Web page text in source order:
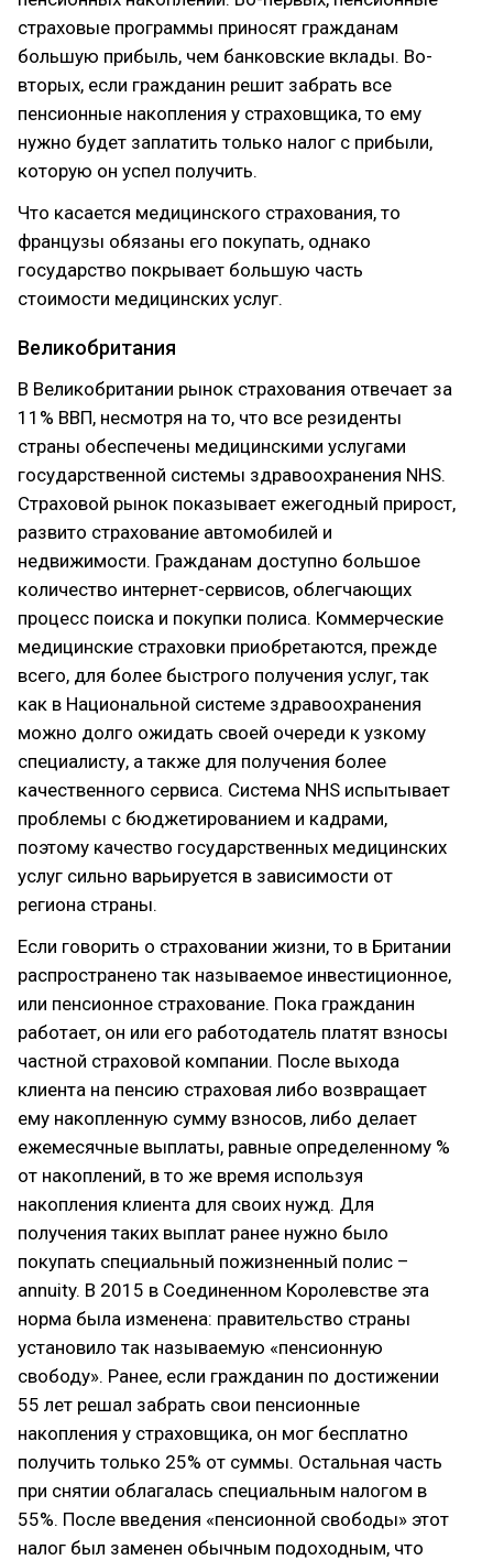
страховые программы приносят гражданам
большую прибыль, чем банковские вклады. Во-
вторых, если гражданин решит забрать все
пенсионные накопления у страховщика, то ему
нужно будет заплатить только налог с прибыли,
которую он успел получить.
Что касается медицинского страхования, то
французы обязаны его покупать, однако
государство покрывает большую часть
стоимости медицинских услуг.
Великобритания
В Великобритании рынок страхования отвечает за
11% ВВП, несмотря на то, что все резиденты
страны обеспечены медицинскими услугами
государственной системы здравоохранения NHS.
Страховой рынок показывает ежегодный прирост,
развито страхование автомобилей и
недвижимости. Гражданам доступно большое
количество интернет-сервисов, облегчающих
процесс поиска и покупки полиса. Коммерческие
медицинские страховки приобретаются, прежде
всего, для более быстрого получения услуг, так
как в Национальной системе здравоохранения
можно долго ожидать своей очереди к узкому
специалисту, а также для получения более
качественного сервиса. Система NHS испытывает
проблемы с бюджетированием и кадрами,
поэтому качество государственных медицинских
услуг сильно варьируется в зависимости от
региона страны.
Если говорить о страховании жизни, то в Британии
распространено так называемое инвестиционное,
или пенсионное страхование. Пока гражданин
работает, он или его работодатель платят взносы
частной страховой компании. После выхода
клиента на пенсию страховая либо возвращает
ему накопленную сумму взносов, либо делает
ежемесячные выплаты, равные определенному %
от накоплений, в то же время используя
накопления клиента для своих нужд. Для
получения таких выплат ранее нужно было
покупать специальный пожизненный полис –
annuity. В 2015 в Соединенном Королевстве эта
норма была изменена: правительство страны
установило так называемую «пенсионную
свободу». Ранее, если гражданин по достижении
55 лет решал забрать свои пенсионные
накопления у страховщика, он мог бесплатно
получить только 25% от суммы. Остальная часть
при снятии облагалась специальным налогом в
55%. После введения «пенсионной свободы» этот
налог был заменен обычным подоходным, что